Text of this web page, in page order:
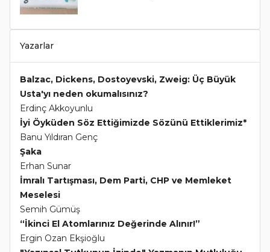
Yazarlar
Balzac, Dickens, Dostoyevski, Zweig: Üç Büyük
Usta'yı neden okumalısınız?
Erdinç Akkoyunlu
İyi Öyküden Söz Ettiğimizde Sözünü Ettiklerimiz*
Banu Yıldıran Genç
Şaka
Erhan Sunar
İmralı Tartışması, Dem Parti, CHP ve Memleket
Meselesi
Semih Gümüş
“İkinci El Atomlarınız Değerinde Alınır!”
Ergin Ozan Ekşioğlu